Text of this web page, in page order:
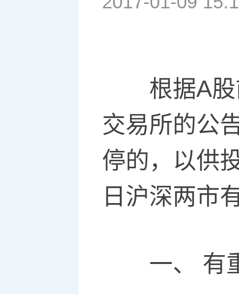
根据A股
交易所的公
停的，以供
日沪深两市
一、 有重